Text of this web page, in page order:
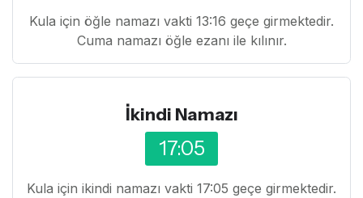
Kula için öğle namazı vakti 13:16 geçe girmektedir.
Cuma namazı öğle ezanı ile kılınır.
İkindi Namazı
17:05
Kula için ikindi namazı vakti 17:05 geçe girmektedir.